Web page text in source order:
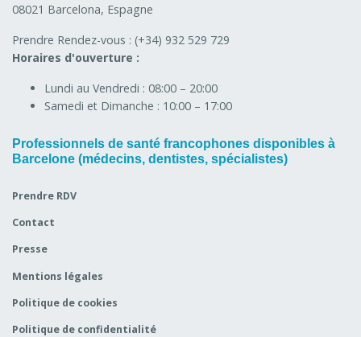
08021 Barcelona, Espagne
Prendre Rendez-vous : (+34) 932 529 729
Horaires d'ouverture :
Lundi au Vendredi : 08:00 – 20:00
Samedi et Dimanche : 10:00 – 17:00
Professionnels de santé francophones disponibles à
Barcelone (médecins, dentistes, spécialistes)
Prendre RDV
Contact
Presse
Mentions légales
Politique de cookies
Politique de confidentialité